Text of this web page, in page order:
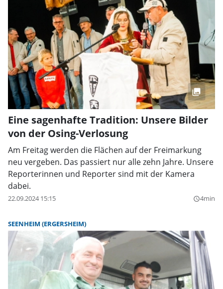
Eine sagenhafte Tradition: Unsere Bilder
von der Osing-Verlosung
Am Freitag werden die Flächen auf der Freimarkung
neu vergeben. Das passiert nur alle zehn Jahre. Unsere
Reporterinnen und Reporter sind mit der Kamera
dabei.
22.09.2024 15:15 query_builder4min
SEENHEIM (ERGERSHEIM)